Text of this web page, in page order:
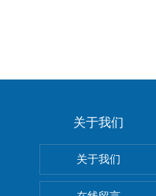
关于我们
关于我们